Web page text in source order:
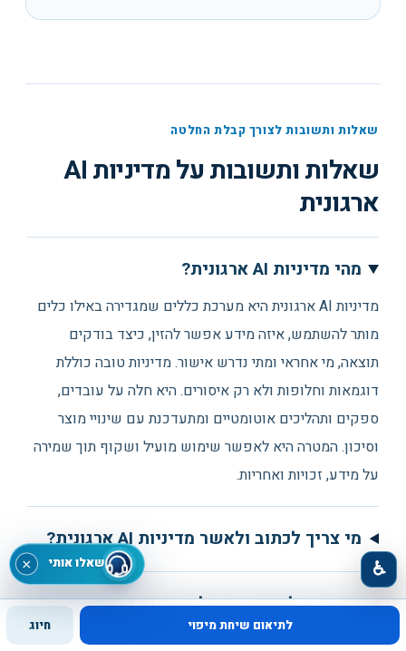
שאלות ותשובות לצורך קבלת החלטה
שאלות ותשובות על
מדיניות AI
ארגונית
מהי מדיניות AI ארגונית?
מדיניות AI ארגונית היא מערכת כללים שמגדירה באילו כלים
מותר להשתמש, איזה מידע אפשר להזין, כיצד בודקים
תוצאה, מי אחראי ומתי נדרש אישור. מדיניות טובה כוללת
דוגמאות וחלופות ולא רק איסורים. היא חלה על עובדים,
ספקים ותהליכים אוטומטיים ומתעדכנת עם שינויי מוצר
וסיכון. המטרה היא לאפשר שימוש מועיל ושקוף תוך שמירה
על מידע, זכויות ואחריות.
מי צריך לכתוב ולאשר מדיניות AI ארגונית?
מה חייב להופיע בנוהל שימוש בבינה
לתיאום שיחת מיפוי חיוג
שאלו אותי × ♿